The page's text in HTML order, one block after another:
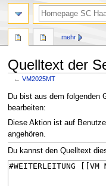
Quelltext der
←VM2025MT
Zur
Navigation
springen
Zur
Suche
springen
Du bist aus dem folgenden
bearbeiten:
Diese Aktion ist auf
angehören.
Du kannst den Quelltext
mehr
Suche